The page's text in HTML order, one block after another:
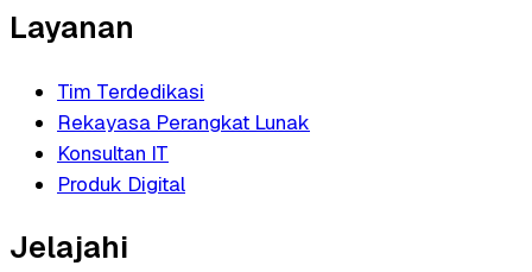
Layanan
Tim Terdedikasi
Rekayasa Perangkat Lunak
Konsultan IT
Produk Digital
Jelajahi